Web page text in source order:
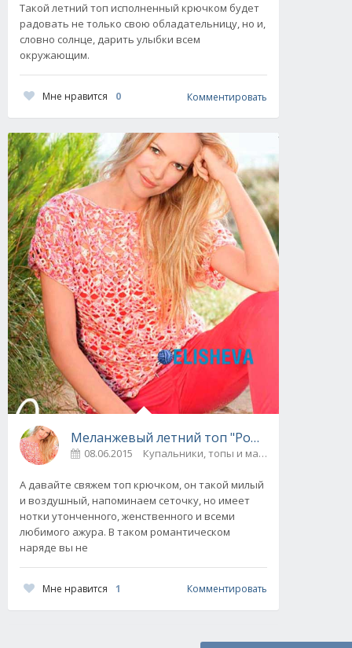
Такой летний топ исполненный крючком будет
радовать не только свою обладательницу, но и,
словно солнце, дарить улыбки всем
окружающим.
Мне нравится 0 Комментировать
Меланжевый летний топ "Романтический
08.06.2015 Купальники, топы и майки
А давайте свяжем топ крючком, он такой милый
и воздушный, напоминаем сеточку, но имеет
нотки утонченного, женственного и всеми
любимого ажура. В таком романтическом
наряде вы не
Мне нравится 1 Комментировать